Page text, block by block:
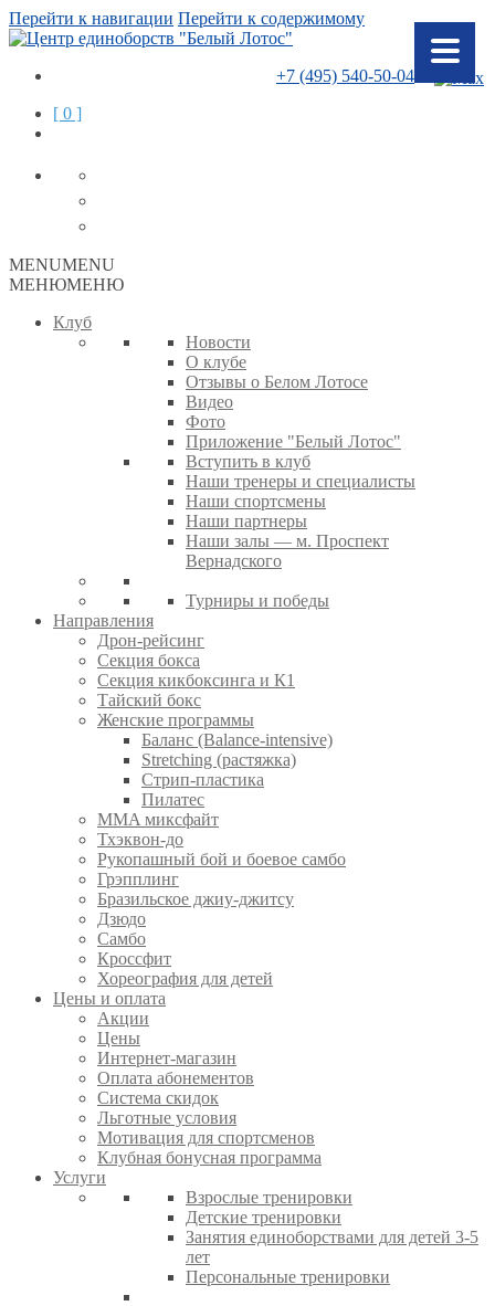
Перейти к навигации Перейти к содержимому
+7 (495) 540-50-04
[ 0 ]
MENUMENU
МЕНЮМЕНЮ
Клуб
Новости
О клубе
Отзывы о Белом Лотосе
Видео
Фото
Приложение "Белый Лотос"
Вступить в клуб
Наши тренеры и специалисты
Наши спортсмены
Наши партнеры
Наши залы — м. Проспект
Вернадского
Турниры и победы
Направления
Дрон-рейсинг
Секция бокса
Секция кикбоксинга и К1
Тайский бокс
Женские программы
Баланс (Balance-intensive)
Stretching (растяжка)
Стрип-пластика
Пилатес
MMA миксфайт
Тхэквон-до
Рукопашный бой и боевое самбо
Грэпплинг
Бразильское джиу-джитсу
Дзюдо
Самбо
Кроссфит
Хореография для детей
Цены и оплата
Акции
Цены
Интернет-магазин
Оплата абонементов
Система скидок
Льготные условия
Мотивация для спортсменов
Клубная бонусная программа
Услуги
Взрослые тренировки
Детские тренировки
Занятия единоборствами для детей 3-5
лет
Персональные тренировки